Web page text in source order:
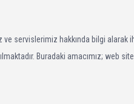
servislerimiz hakkında bilgi alarak
Buradaki amacımız; web